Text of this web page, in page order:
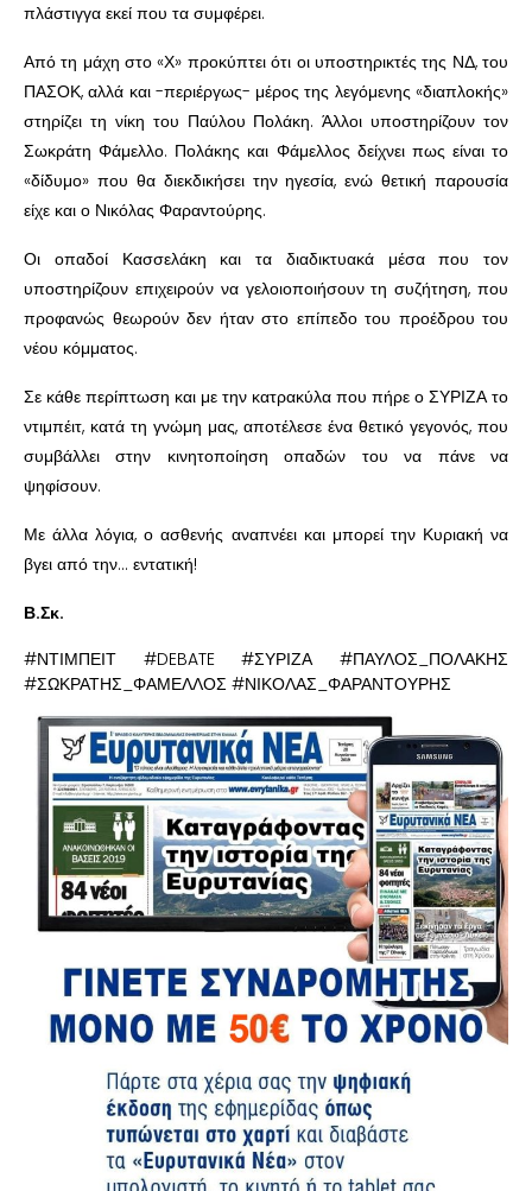
πλάστιγγα εκεί που τα συμφέρει.
Από τη μάχη στο «Χ» προκύπτει ότι οι υποστηρικτές της ΝΔ, του
ΠΑΣΟΚ, αλλά και -περιέργως- μέρος της λεγόμενης «διαπλοκής»
στηρίζει τη νίκη του Παύλου Πολάκη. Άλλοι υποστηρίζουν τον
Σωκράτη Φάμελλο. Πολάκης και Φάμελλος δείχνει πως είναι το
«δίδυμο» που θα διεκδικήσει την ηγεσία, ενώ θετική παρουσία
είχε και ο Νικόλας Φαραντούρης.
Οι οπαδοί Κασσελάκη και τα διαδικτυακά μέσα που τον
υποστηρίζουν επιχειρούν να γελοιοποιήσουν τη συζήτηση, που
προφανώς θεωρούν δεν ήταν στο επίπεδο του προέδρου του
νέου κόμματος.
Σε κάθε περίπτωση και με την κατρακύλα που πήρε ο ΣΥΡΙΖΑ το
ντιμπέιτ, κατά τη γνώμη μας, αποτέλεσε ένα θετικό γεγονός, που
συμβάλλει στην κινητοποίηση οπαδών του να πάνε να
ψηφίσουν.
Με άλλα λόγια, ο ασθενής αναπνέει και μπορεί την Κυριακή να
βγει από την… εντατική!
Β.Σκ.
#ΝΤΙΜΠΕΙΤ #DEBATE #ΣΥΡΙΖΑ #ΠΑΥΛΟΣ_ΠΟΛΑΚΗΣ
#ΣΩΚΡΑΤΗΣ_ΦΑΜΕΛΛΟΣ #ΝΙΚΟΛΑΣ_ΦΑΡΑΝΤΟΥΡΗΣ